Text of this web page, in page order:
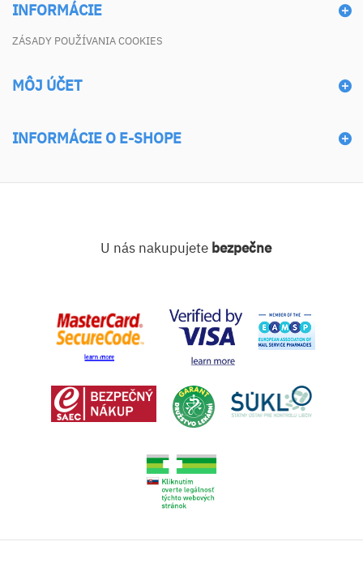
INFORMÁCIE
ZÁSADY POUŽÍVANIA COOKIES
MÔJ ÚČET
INFORMÁCIE O E-SHOPE
U nás nakupujete bezpečne